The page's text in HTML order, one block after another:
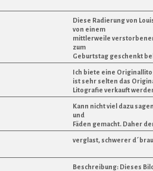
Diese Radierung von
von einem
mittlerweile
zum
Geburtstag geschenkt
Ich biete eine
ist sehr selten das
Litografie verkauft
Kann nicht viel dazu
und
Fäden gemacht. Daher
verglast, schwerer
Beschreibung: Dieses